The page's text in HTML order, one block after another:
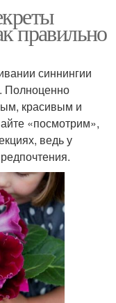
правильно
синнингии
Полноценно
красивым и
«посмотрим»,
ведь у